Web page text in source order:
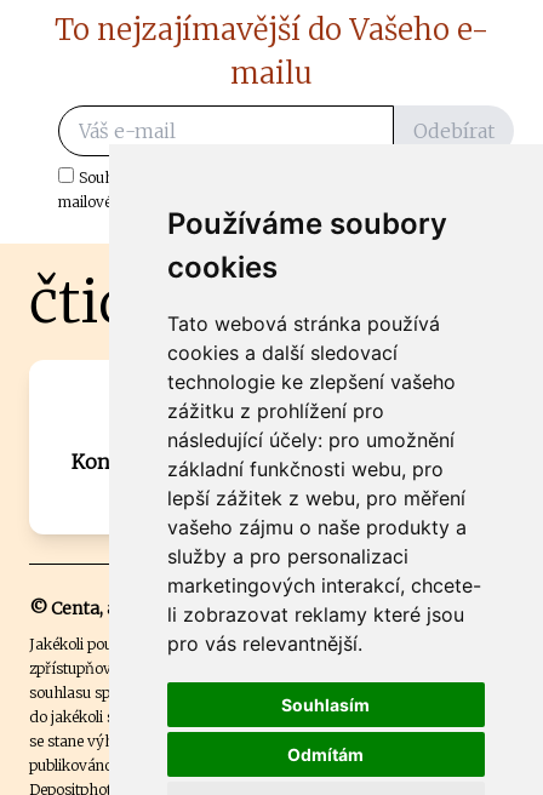
Používáme soubory
cookies
Tato webová stránka používá
cookies a další sledovací
technologie ke zlepšení vašeho
zážitku z prohlížení pro
následující účely: pro umožnění
základní funkčnosti webu, pro
lepší zážitek z webu, pro měření
vašeho zájmu o naše produkty a
služby a pro personalizaci
marketingových interakcí, chcete-
li zobrazovat reklamy které jsou
pro vás relevantnější.
Souhlasím
Odmítám
To nejzajímavější do Vašeho e-
mailu
Odebírat
Souhlasím s odběrem důležitých zpráv ze ČtiDoma.cz do mé e-
mailové schránky.
čtidoma.cz
Máte zajímavou informaci? Chcete
spolupracovat?
Kontaktujte šéfredaktora Martina Chalupu:
chalupa@ctidoma.cz
© Centa, a.s.
Jakékoli použití obsahu včetně převzetí, šíření či dalšího užití a
zpřístupňování textových či obrazových materiálů bez písemného
souhlasu společnosti Centa,a.s. je zakázáno. Čtenář svým přihlášením
do jakékoli soutěže na našem webu dává souhlas s tím, že v případě, že
se stane výhercem této soutěže, může být jeho jméno na webu
publikováno. Centa, a.s. využívala licenci ČTK a využívá fotografie z
Depositphotos